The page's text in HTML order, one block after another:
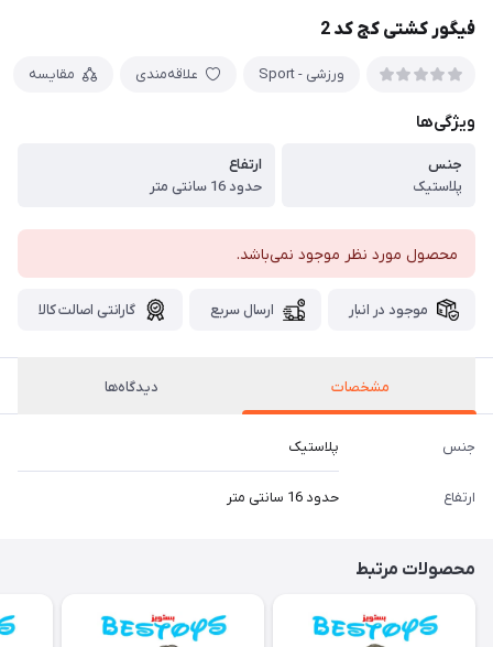
فیگور کشتی کج کد 2
ورزشی - Sport علاقه‌مندی مقایسه
ویژگی‌ها
جنس
پلاستیک
ارتفاع
حدود 16 سانتی متر
محصول مورد نظر موجود نمی‌باشد.
موجود در انبار ارسال سریع گارانتی اصالت کالا
مشخصات دیدگاه‌ها
جنس پلاستیک
ارتفاع حدود 16 سانتی متر
محصولات مرتبط